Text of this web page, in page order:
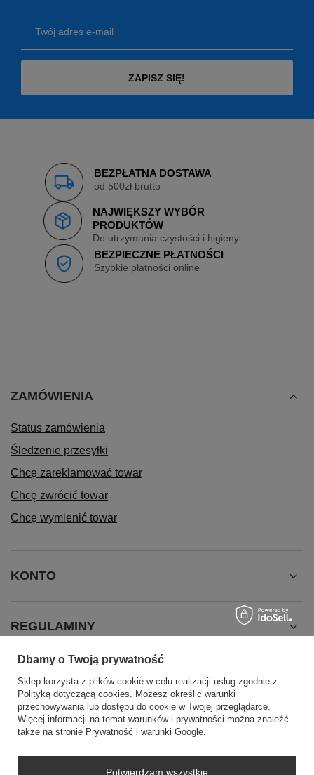
Twój adres e-mail
ZAPISZ SIĘ!
BEZPŁATNA DOSTAWA
od 500zł brutto
NAJWIĘKSZY WYBÓR
PRODUKTÓW
Do utrzymania czystości i higieny
BEZPIECZNE PŁATNOŚCI
Szybkie płatności online
ZAMÓWIENIA
Status zamówienia
Śledzenie przesyłki
Chcę zareklamować towar
Chcę zwrócić towar
Chcę wymienić towar
KONTO
REGULAMINY
INFORMACJE
Dbamy o Twoją prywatność
Sklep korzysta z plików cookie w celu realizacji usług zgodnie z
Polityką dotyczącą cookies. Możesz określić warunki
przechowywania lub dostępu do cookie w Twojej przeglądarce.
Więcej informacji na temat warunków i prywatności można znaleźć
także na stronie Prywatność i warunki Google.
Potwierdzam wszystkie